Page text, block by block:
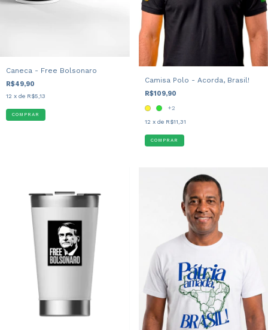
Caneca - Free Bolsonaro
R$49,90
12 x de R$5,13
Camisa Polo - Acorda, Brasil!
R$109,90
+2
12 x de R$11,31
COMPRAR